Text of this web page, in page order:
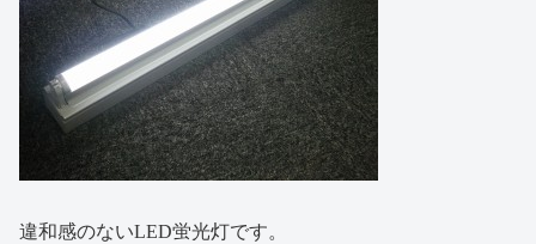
違和感のないLED蛍光灯です。